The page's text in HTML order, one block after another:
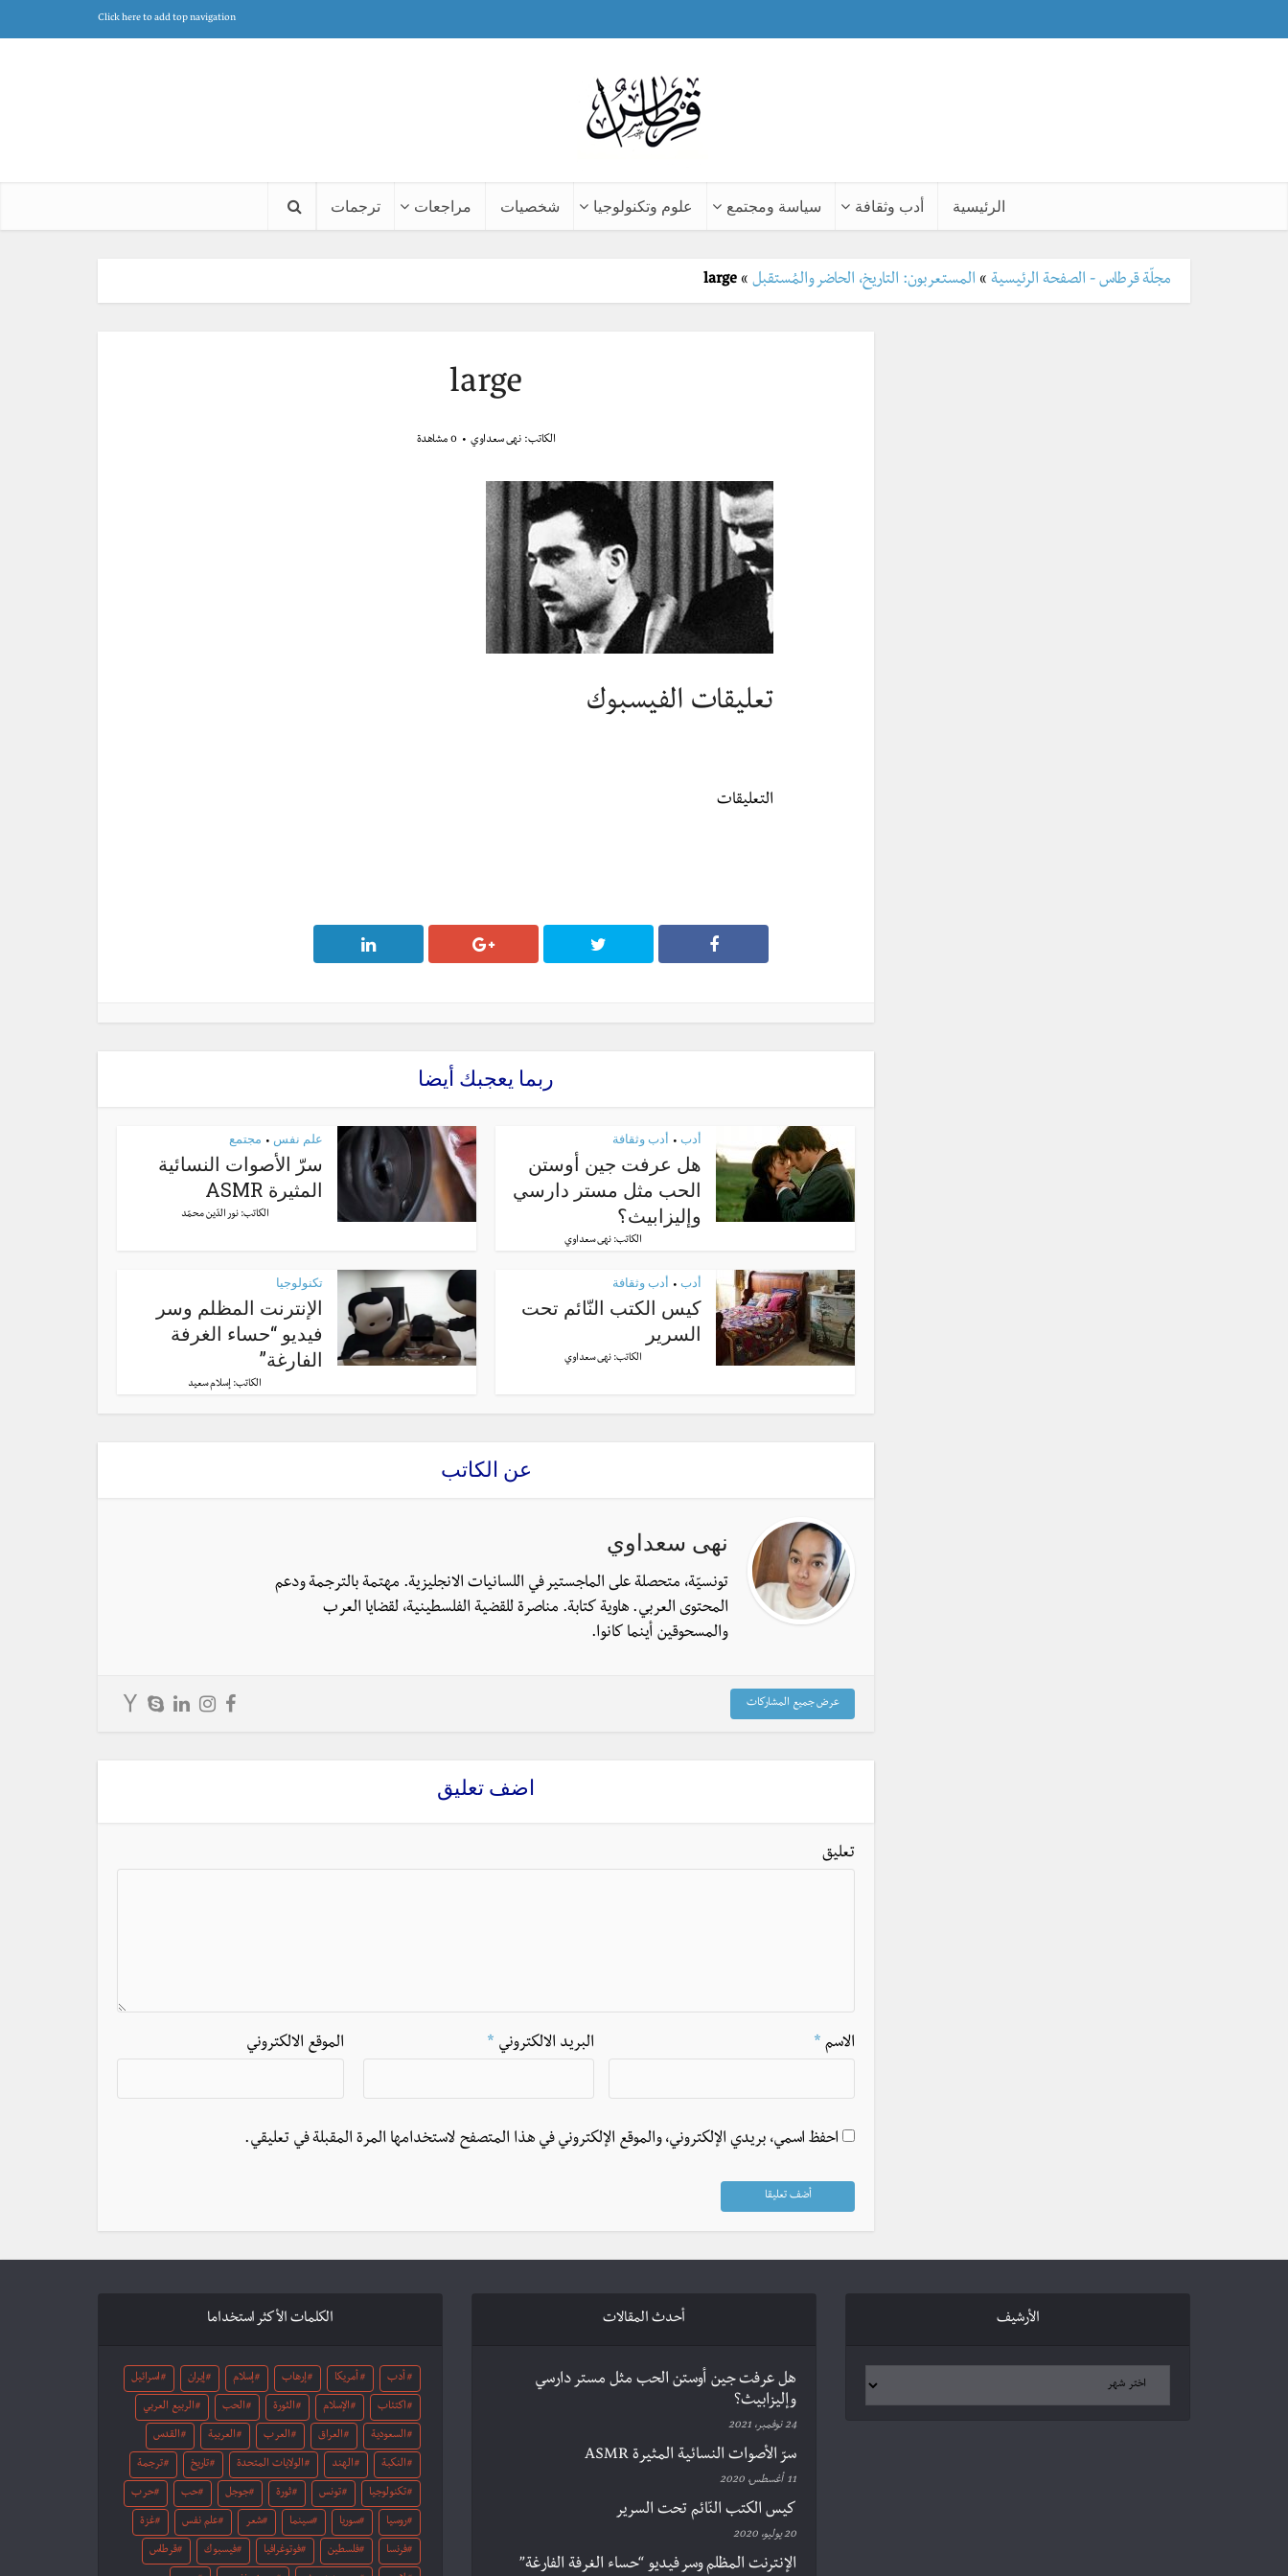
Click here to add top navigation
الرئيسية أدب وثقافة سياسة ومجتمع علوم وتكنولوجيا شخصيات مراجعات ترجمات
مجلّة قرطاس - الصفحة الرئيسية » المستعربون: التاريخ، الحاضر والمُستقبل »
large
large
الكاتب:نهى سعداوي 0 مشاهدة
تعليقات الفيسبوك
التعليقات
ربما يعجبك أيضا
أدب • أدب وثقافة
هل عرفت جين أوستن
الحب مثل مستر دارسي
وإليزابيث؟
الكاتب: نهى سعداوي
علم نفس • مجتمع
سرّ الأصوات النسائية
المثيرة ASMR
الكاتب:نور الدّين محمّد
أدب • أدب وثقافة
كيس الكتب النّائم تحت
السرير
الكاتب: نهى سعداوي
تكنولوجيا
الإنترنت المظلم وسر
فيديو “حساء الغرفة
الفارغة”
الكاتب: إسلام سعيد
عن الكاتب
نهى سعداوي
تونسيّة، متحصلة على الماجستير في اللسانيات الانجليزية. مهتمة بالترجمة ودعم
المحتوى العربي. هاوية كتابة. مناصرة للقضية الفلسطينية، لقضايا العرب
والمسحوقين أينما كانوا.
عرض جميع المشاركات
اضف تعليق
تعليق
الاسم * البريد الالكتروني * الموقع الالكتروني
احفظ اسمي، بريدي الإلكتروني، والموقع الإلكتروني في هذا المتصفح لاستخدامها المرة المقبلة في تعليقي.
الكلمات الأكثر استخداما
أدب أمريكا إرهاب إسلام إيران اسرائيل
اكتئاب الإسلام الثورة الحب الربيع العربي
السعودية العراق العرب العربية القدس
النكبة الهند الولايات المتحدة تاريخ ترجمة
تكنولوجيا تونس ثورة جوجل حب حرب
روسيا سوريا سينما شعر علم نفس غزة
فرنسا فلسطين فوتوغرافيا فيسبوك قرطاس
أحدث المقالات
هل عرفت جين أوستن الحب مثل مستر دارسي
وإليزابيث؟
24 نوفمبر، 2021
سرّ الأصوات النسائية المثيرة ASMR
11 أغسطس، 2020
كيس الكتب النّائم تحت السرير
20 يوليو، 2020
الإنترنت المظلم وسر فيديو “حساء الغرفة الفارغة”
الأرشيف